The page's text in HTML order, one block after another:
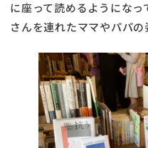
に座って読めるようにな
さんを連れたママやパパの